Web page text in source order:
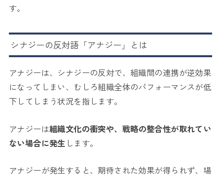
す。
シナジーの反対語「アナジー」とは
アナジーは、シナジーの反対で、組織間の連携が逆効果
になってしまい、むしろ組織全体のパフォーマンスが低
下してしまう状況を指します。
アナジーは組織文化の衝突や、戦略の整合性が取れてい
ない場合に発生 します。
アナジーが発生すると、期待された効果が得られず、場